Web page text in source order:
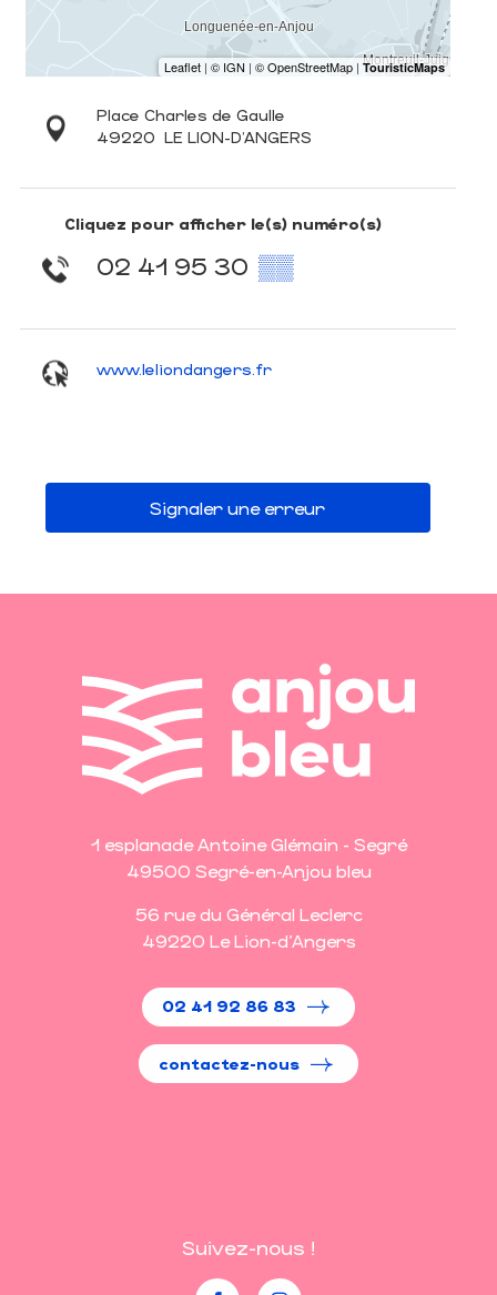
Place Charles de Gaulle
49220 LE LION-D'ANGERS
Cliquez pour afficher le(s) numéro(s)
02 41 95 30 ▒▒
www.leliondangers.fr
Signaler une erreur
1 esplanade Antoine Glémain - Segré
49500 Segré-en-Anjou bleu
56 rue du Général Leclerc
49220 Le Lion-d'Angers
02 41 92 86 83
contactez-nous
Suivez-nous !